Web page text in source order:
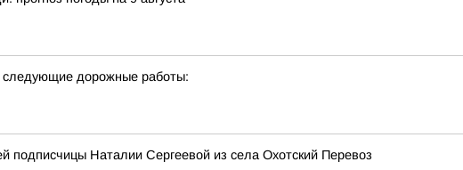
дорожные работы:
подписчицы Наталии Сергеевой из села Охотский Перевоз